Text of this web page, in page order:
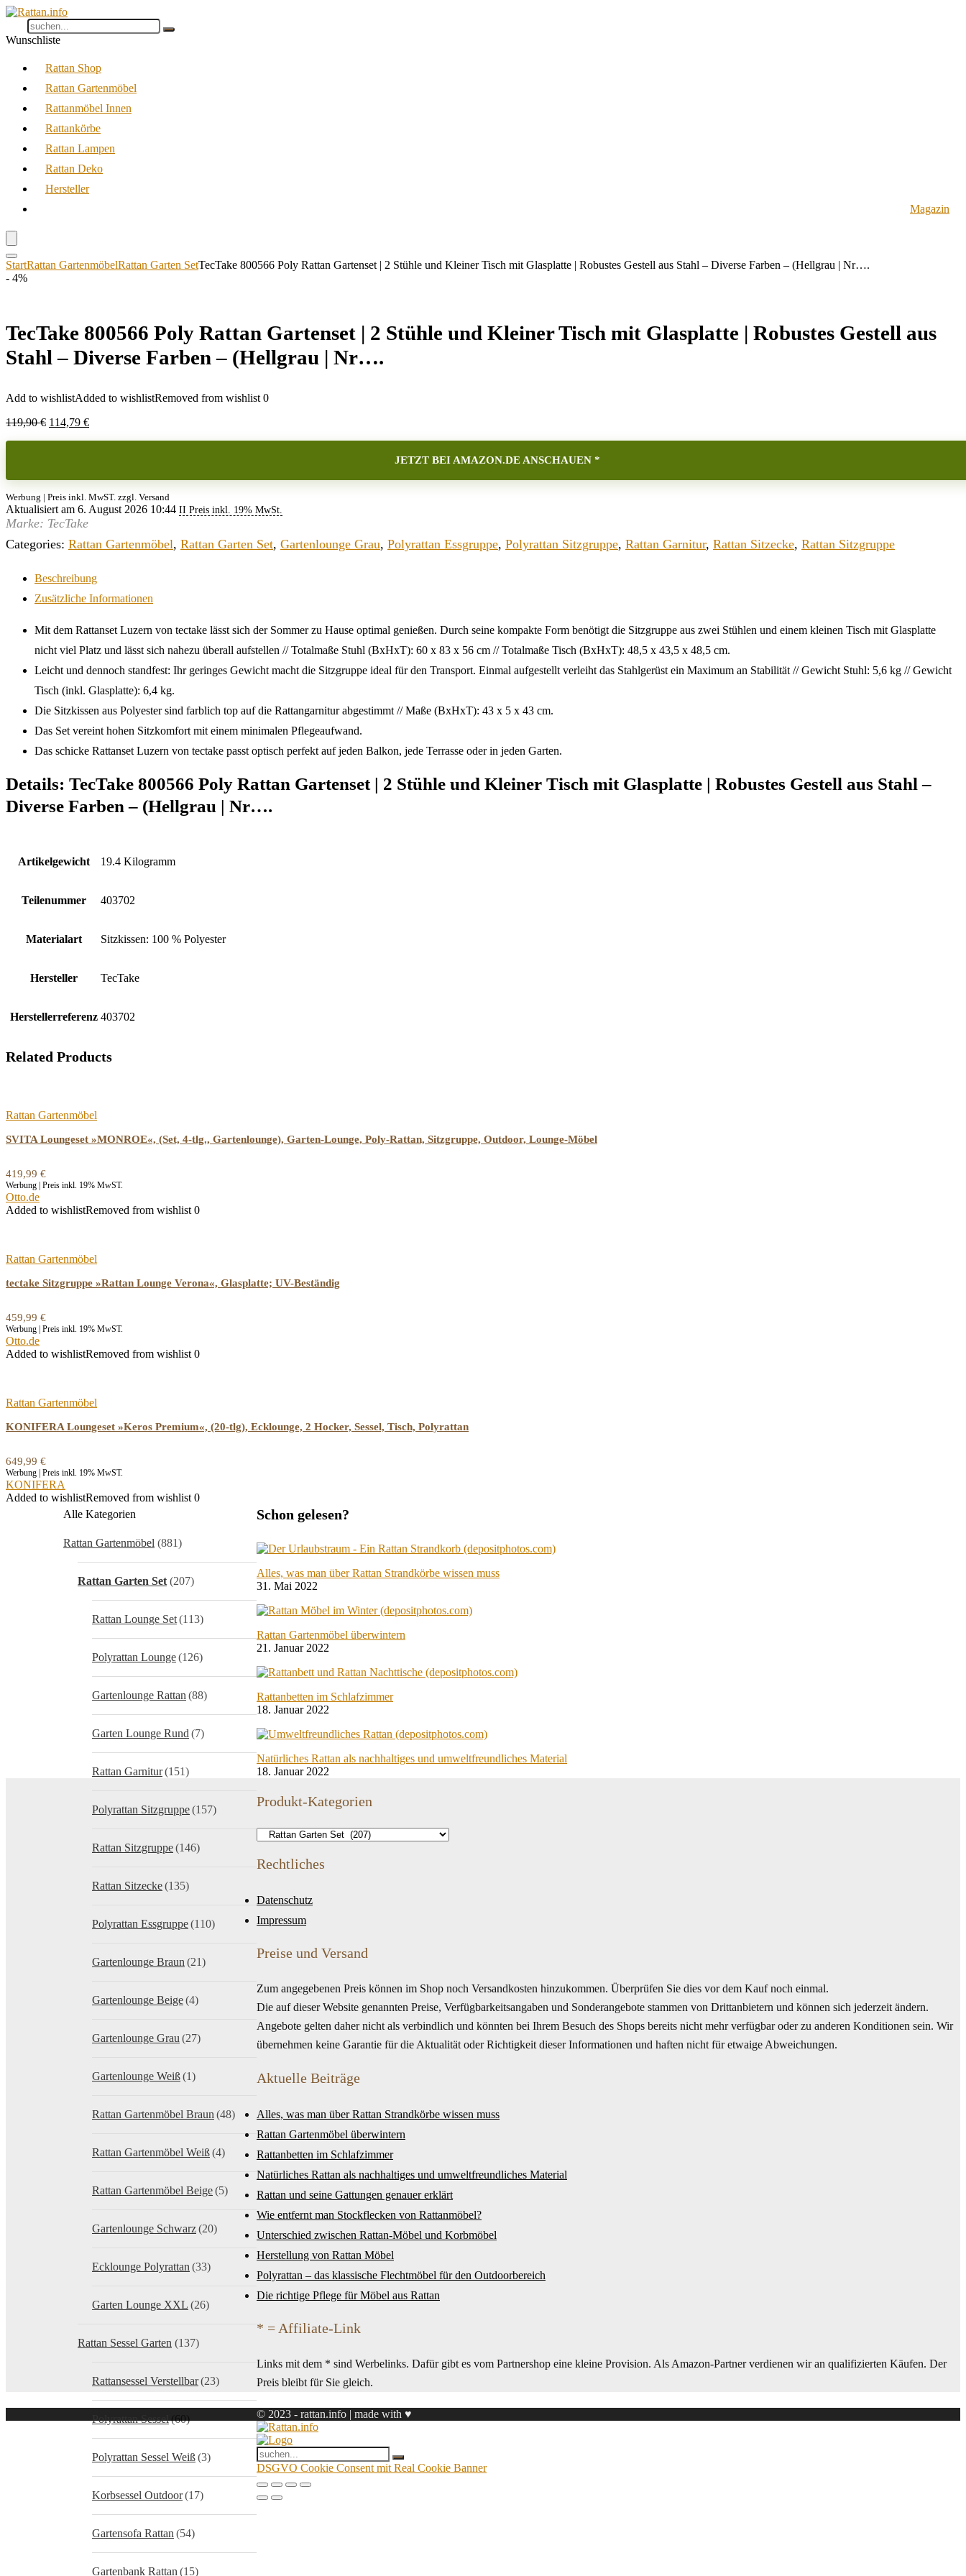
Wunschliste
Rattan Shop
Rattan Gartenmöbel
Rattanmöbel Innen
Rattankörbe
Rattan Lampen
Rattan Deko
Hersteller
Magazin
StartRattan GartenmöbelRattan Garten SetTecTake 800566 Poly Rattan Gartenset | 2 Stühle und Kleiner Tisch mit Glasplatte | Robustes Gestell aus Stahl – Diverse Farben – (Hellgrau | Nr….
- 4%
TecTake 800566 Poly Rattan Gartenset | 2 Stühle und Kleiner Tisch mit Glasplatte | Robustes Gestell aus
Stahl – Diverse Farben – (Hellgrau | Nr….
Add to wishlistAdded to wishlistRemoved from wishlist 0
119,90€ Ursprünglicher
114,79 €Aktueller
JETZT BEI AMAZON.DE ANSCHAUEN *
Werbung | Preis inkl. MwST. zzgl. Versand
Aktualisiert am 6. August 2026 10:44 II Preis inkl. 19% MwSt.
Marke: TecTake
Categories: Rattan Gartenmöbel, Rattan Garten Set, Gartenlounge Grau, Polyrattan Essgruppe, Polyrattan Sitzgruppe, Rattan Garnitur, Rattan Sitzecke, Rattan Sitzgruppe
Beschreibung
Zusätzliche Informationen
Mit dem Rattanset Luzern von tectake lässt sich der Sommer zu Hause optimal genießen. Durch seine kompakte Form benötigt die Sitzgruppe aus zwei Stühlen und einem kleinen Tisch mit Glasplatte
nicht viel Platz und lässt sich nahezu überall aufstellen // Totalmaße Stuhl (BxHxT): 60 x 83 x 56 cm // Totalmaße Tisch (BxHxT): 48,5 x 43,5 x 48,5 cm.
Leicht und dennoch standfest: Ihr geringes Gewicht macht die Sitzgruppe ideal für den Transport. Einmal aufgestellt verleiht das Stahlgerüst ein Maximum an Stabilität // Gewicht Stuhl: 5,6 kg // Gewicht
Tisch (inkl. Glasplatte): 6,4 kg.
Die Sitzkissen aus Polyester sind farblich top auf die Rattangarnitur abgestimmt // Maße (BxHxT): 43 x 5 x 43 cm.
Das Set vereint hohen Sitzkomfort mit einem minimalen Pflegeaufwand.
Das schicke Rattanset Luzern von tectake passt optisch perfekt auf jeden Balkon, jede Terrasse oder in jeden Garten.
Details: TecTake 800566 Poly Rattan Gartenset | 2 Stühle und Kleiner Tisch mit Glasplatte | Robustes Gestell aus Stahl –
Diverse Farben – (Hellgrau | Nr….
Artikelgewicht ‎19.4 Kilogramm
Teilenummer ‎403702
Materialart ‎Sitzkissen: 100 % Polyester
Hersteller ‎TecTake
Herstellerreferenz ‎403702
Related Products
Rattan Gartenmöbel
SVITA Loungeset »MONROE«, (Set, 4-tlg., Gartenlounge), Garten-Lounge, Poly-Rattan, Sitzgruppe, Outdoor, Lounge-Möbel
419,99 €
Werbung | Preis inkl. 19% MwST.
Otto.de
Added to wishlistRemoved from wishlist 0
Rattan Gartenmöbel
tectake Sitzgruppe »Rattan Lounge Verona«, Glasplatte; UV-Beständig
459,99 €
Werbung | Preis inkl. 19% MwST.
Otto.de
Added to wishlistRemoved from wishlist 0
Rattan Gartenmöbel
KONIFERA Loungeset »Keros Premium«, (20-tlg), Ecklounge, 2 Hocker, Sessel, Tisch, Polyrattan
649,99 €
Werbung | Preis inkl. 19% MwST.
KONIFERA
Added to wishlistRemoved from wishlist 0
Alle Kategorien
Rattan Gartenmöbel (881)
Rattan Garten Set (207)
Rattan Lounge Set(113)
Polyrattan Lounge(126)
Gartenlounge Rattan (88)
Garten Lounge Rund (7)
Rattan Garnitur(151)
Polyrattan Sitzgruppe(157)
Rattan Sitzgruppe(146)
Rattan Sitzecke(135)
Polyrattan Essgruppe(110)
Gartenlounge Braun (21)
Gartenlounge Beige(4)
Gartenlounge Grau (27)
Gartenlounge Weiß(1)
Rattan Gartenmöbel Braun (48)
Rattan Gartenmöbel Weiß(4)
Rattan Gartenmöbel Beige(5)
Gartenlounge Schwarz(20)
Ecklounge Polyrattan (33)
Garten Lounge XXL (26)
Rattan Sessel Garten (137)
Rattansessel Verstellbar(23)
Polyrattan Sessel(60)
Polyrattan Sessel Weiß(3)
Korbsessel Outdoor(17)
Gartensofa Rattan (54)
Gartenbank Rattan (15)
Schon gelesen?
Alles, was man über Rattan Strandkörbe wissen muss
31. Mai 2022
Rattan Gartenmöbel überwintern
21. Januar 2022
Rattanbetten im Schlafzimmer
18. Januar 2022
Natürliches Rattan als nachhaltiges und umweltfreundliches Material
18. Januar 2022
Produkt-Kategorien
Rechtliches
Datenschutz
Impressum
Preise und Versand
Zum angegebenen Preis können im Shop noch Versandkosten hinzukommen. Überprüfen Sie dies vor dem Kauf noch einmal.
Die auf dieser Website genannten Preise, Verfügbarkeitsangaben und Sonderangebote stammen von Drittanbietern und können sich jederzeit ändern.
Angebote gelten daher nicht als verbindlich und könnten bei Ihrem Besuch des Shops bereits nicht mehr verfügbar oder zu anderen Konditionen sein. Wir
übernehmen keine Garantie für die Aktualität oder Richtigkeit dieser Informationen und haften nicht für etwaige Abweichungen.
Aktuelle Beiträge
Alles, was man über Rattan Strandkörbe wissen muss
Rattan Gartenmöbel überwintern
Rattanbetten im Schlafzimmer
Natürliches Rattan als nachhaltiges und umweltfreundliches Material
Rattan und seine Gattungen genauer erklärt
Wie entfernt man Stockflecken von Rattanmöbel?
Unterschied zwischen Rattan-Möbel und Korbmöbel
Herstellung von Rattan Möbel
Polyrattan – das klassische Flechtmöbel für den Outdoorbereich
Die richtige Pflege für Möbel aus Rattan
* = Affiliate-Link
Links mit dem * sind Werbelinks. Dafür gibt es vom Partnershop eine kleine Provision. Als Amazon-Partner verdienen wir an qualifizierten Käufen. Der
Preis bleibt für Sie gleich.
© 2023 - rattan.info | made with ♥
DSGVO Cookie Consent mit Real Cookie Banner